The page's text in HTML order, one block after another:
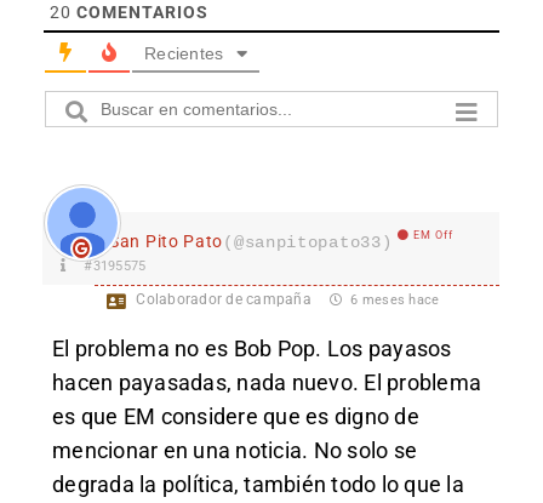
20 COMENTARIOS
Recientes
San Pito Pato(@sanpitopato33) EM Off
#3195575
Colaborador de campaña 6 meses hace
El problema no es Bob Pop. Los payasos
hacen payasadas, nada nuevo. El problema
es que EM considere que es digno de
mencionar en una noticia. No solo se
degrada la política, también todo lo que la